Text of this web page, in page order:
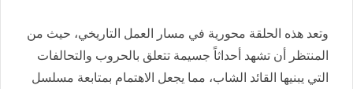
وتعد هذه الحلقة محورية في مسار العمل التاريخي، حيث من
المنتظر أن تشهد أحداثاً جسيمة تتعلق بالحروب والتحالفات
التي يبنيها القائد الشاب، مما يجعل الاهتمام بمتابعة مسلسل